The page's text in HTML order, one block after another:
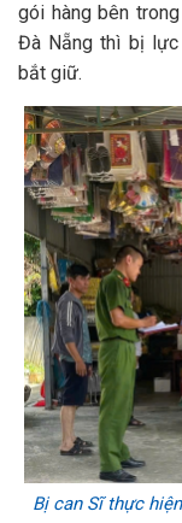
gói hàng bên
Đà Nẵng thì bị lực
bắt giữ.
Bị can Sĩ thực